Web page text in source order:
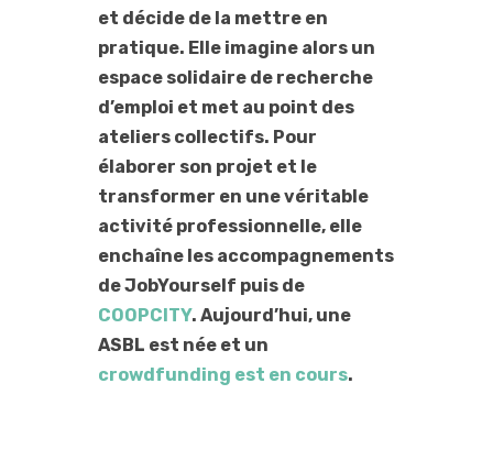
et décide de la mettre en
pratique. Elle imagine alors un
espace solidaire de recherche
d’emploi et met au point des
ateliers collectifs. Pour
élaborer son projet et le
transformer en une véritable
activité professionnelle, elle
enchaîne les accompagnements
de JobYourself puis de
COOPCITY. Aujourd’hui, une
ASBL est née et un
crowdfunding est en cours.